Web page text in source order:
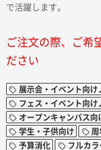
で活躍します。
ご注文の際、ご希
ださい
展示会・イベント向け
フェス・イベント向け
オープンキャンパス向
学生・子供向け
周
予算消化
フルカラ